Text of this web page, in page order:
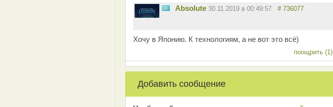
Absolute 30.11.2019 в 00:49:57 # 736077
Хочу в Японию. К технологиям, а не вот это всё)
поощрить (1)
Добавить сообщение